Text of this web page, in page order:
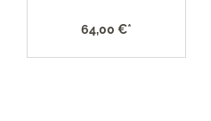
64,00 €*